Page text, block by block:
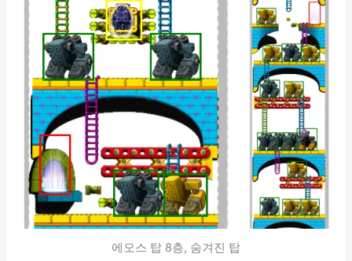
에오스 탑 8층, 숨겨진 탑